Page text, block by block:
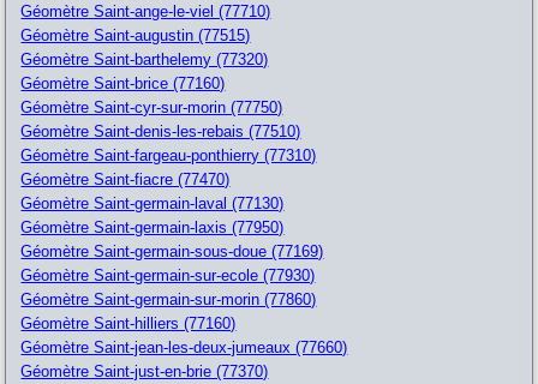
Géomètre Saint-ange-le-viel (77710)
Géomètre Saint-augustin (77515)
Géomètre Saint-barthelemy (77320)
Géomètre Saint-brice (77160)
Géomètre Saint-cyr-sur-morin (77750)
Géomètre Saint-denis-les-rebais (77510)
Géomètre Saint-fargeau-ponthierry (77310)
Géomètre Saint-fiacre (77470)
Géomètre Saint-germain-laval (77130)
Géomètre Saint-germain-laxis (77950)
Géomètre Saint-germain-sous-doue (77169)
Géomètre Saint-germain-sur-ecole (77930)
Géomètre Saint-germain-sur-morin (77860)
Géomètre Saint-hilliers (77160)
Géomètre Saint-jean-les-deux-jumeaux (77660)
Géomètre Saint-just-en-brie (77370)